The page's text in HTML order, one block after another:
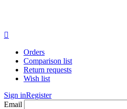

Orders
Comparison list
Return requests
Wish list
Sign inRegister
Email